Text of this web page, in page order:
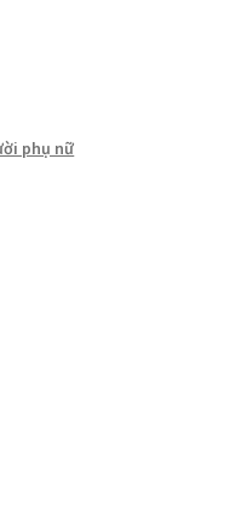
phụ nữ